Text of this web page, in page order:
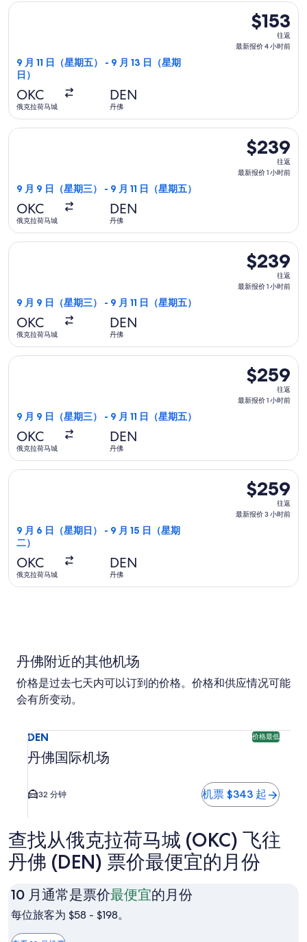
小
前
$153
往
返,
4
时
$153
往返
最新报价 4 小时前
9 月 11 日（星期五） - 9 月 13 日（星期
日）
OKC
俄克拉荷马城
DEN
丹佛
选择边疆航空航班，9 月 11 日（星期五）从俄克拉荷马城前
$239
往
返,
价
小
前
$239
往返
最新报价 1 小时前
9 月 9 日（星期三） - 9 月 11 日（星期五）
OKC
俄克拉荷马城
DEN
丹佛
选择联合航空航班，9 月 9 日（星期三）从俄克拉荷马城前
$239
往
返,
价
小
前
$239
往返
最新报价 1 小时前
9 月 9 日（星期三） - 9 月 11 日（星期五）
OKC
俄克拉荷马城
DEN
丹佛
选择美國西南航空航班，9 月 9 日（星期三）从俄克拉荷马
$259
往
返,
价
小
前
$259
往返
最新报价 1 小时前
9 月 9 日（星期三） - 9 月 11 日（星期五）
OKC
俄克拉荷马城
DEN
丹佛
选择美国航空航班，9 月 9 日（星期三）从俄克拉荷马城前
$259
往
返,
3
$259
往返
最新报价 3 小时前
9 月 6 日（星期日） - 9 月 15 日（星期
二）
OKC
俄克拉荷马城
DEN
丹佛
选择达美航空航班，9 月 6 日（星期日）从俄克拉荷马城前
丹佛附近的其他机场
价格是过去七天内可以订到的价格。价格和供应情况可能
会有所变动。
DEN 价格最低
丹佛国际机场
32 分钟 机票 $343 起
查找从俄克拉荷马城 (OKC) 飞往
丹佛 (DEN) 票价最便宜的月份
10 月通常是票价最便宜的月份10
每位旅客为 $58 - $198。